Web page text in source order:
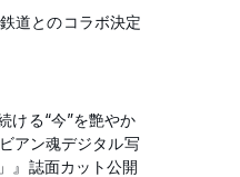
道とのコラボ決定
ける“今”を艶やか
アン魂デジタル写
』誌面カット公開